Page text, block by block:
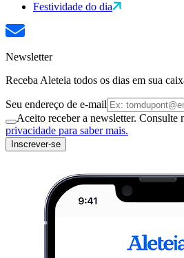
Festividade do dia
Newsletter
Receba Aleteia todos os dias em sua
Seu endereço de e-mail
Aceito receber a newsletter. Consulte
privacidade para saber mais.
Inscrever-se